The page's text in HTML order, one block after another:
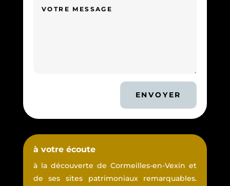
ENVOYER
à votre écoute
à la découverte de Cormeilles-en-Vexin et
de ses sites patrimoniaux remarquables.